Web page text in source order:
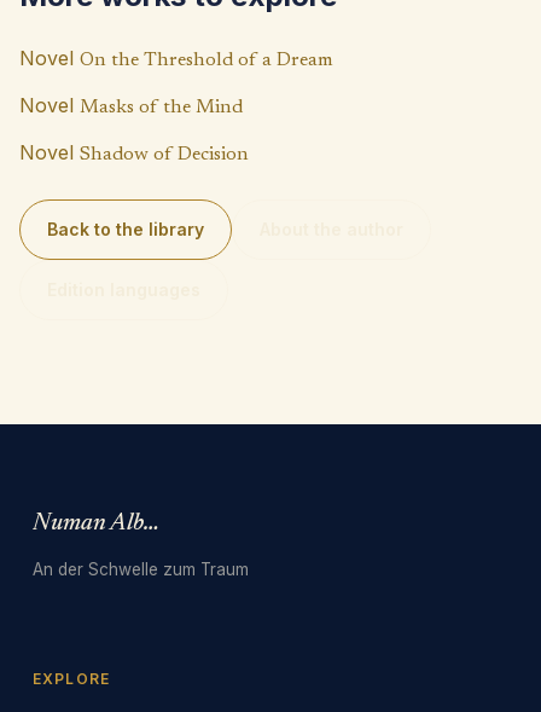
k
p
p
n
k
Novel On the Threshold of a Dream
Novel Masks of the Mind
Novel Shadow of Decision
Back to the library
Numan Albarbari
An der Schwelle zum Traum
EXPLORE